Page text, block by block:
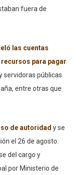
fuera de
las cuentas
para pagar
servidoras públicas
entre otras que
de autoridad y se
el 26 de agosto.
del cargo y
por Ministerio de